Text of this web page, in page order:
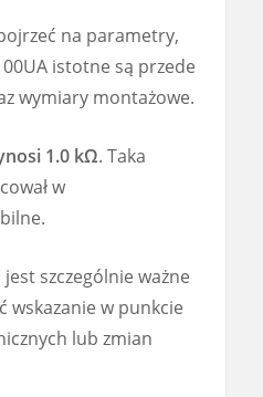
na parametry,
istotne są przede
wymiary montażowe.
1.0 kΩ. Taka
w
jest szczególnie ważne
wskazanie w punkcie
lub zmian